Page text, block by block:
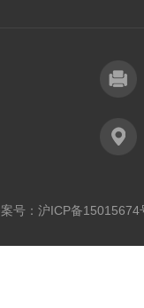
号： 沪ICP备15015674